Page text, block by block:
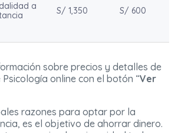
a
S/ 1,350 S/ 600
sobre precios y detalles de
online con el botón “Ver
razones para optar por la
es el objetivo de ahorrar dinero.